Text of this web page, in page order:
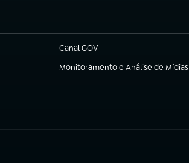
Canal GOV
(abre em nova aba)
Monitoramento e Análise de Mídias
(abre em nova aba)